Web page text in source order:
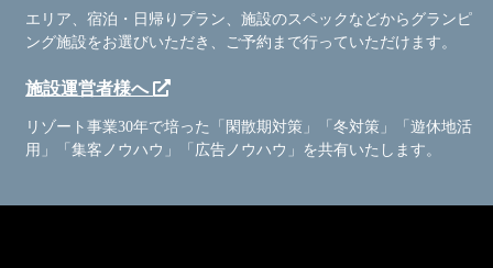
エリア、宿泊・日帰りプラン、施設のスペックなどからグランピ
ング施設をお選びいただき、ご予約まで行っていただけます。
施設運営者様へ
リゾート事業30年で培った「閑散期対策」「冬対策」「遊休地活
用」「集客ノウハウ」「広告ノウハウ」を共有いたします。